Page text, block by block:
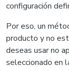
configuración
Por eso, un
producto y no
deseas usar no
seleccionado en